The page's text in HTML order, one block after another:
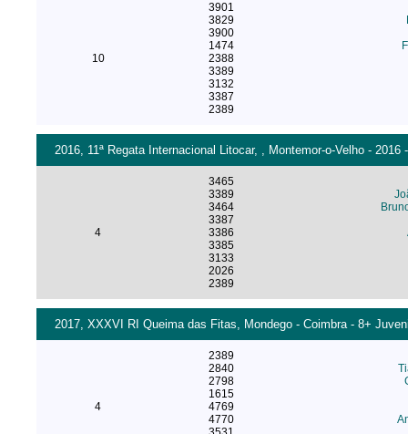
10
3901
3829
3900
1474
2388
3389
3132
3387
2389
2016, 11ª Regata Internacional Litocar, , Montemor-o-Velho -
4
3465
3389
3464
3387
3386
3385
3133
2026
2389
2017, XXXVI RI Queima das Fitas, Mondego - Coimbra - 8+
4
2389
2840
2798
1615
4769
4770